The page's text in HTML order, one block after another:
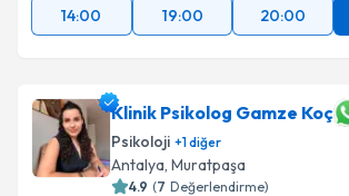
14:00
19:00 20:00
Klinik Psikolog Gamze Koç
Psikoloji +1diğer
Antalya, Muratpaşa
4.9 (7 Değerlendirme)